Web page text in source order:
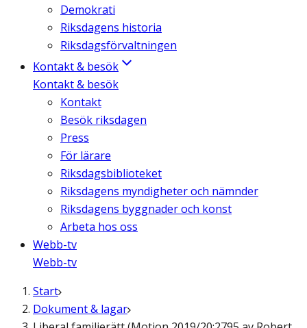
Demokrati
Riksdagens historia
Riksdagsförvaltningen
Kontakt & besök
Kontakt & besök
Kontakt
Besök riksdagen
Press
För lärare
Riksdagsbiblioteket
Riksdagens myndigheter och nämnder
Riksdagens byggnader och konst
Arbeta hos oss
Webb-tv
Webb-tv
Start
Dokument & lagar